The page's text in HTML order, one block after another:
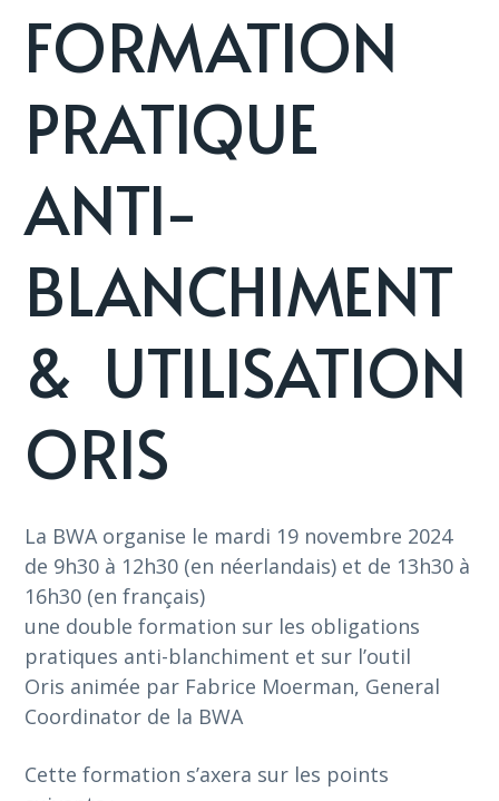
FORMATION
PRATIQUE
ANTI-
BLANCHIMENT
& UTILISATION
ORIS
La BWA organise le mardi 19 novembre 2024
de 9h30 à 12h30 (en néerlandais) et de 13h30 à
16h30 (en français)
une double formation sur les obligations
pratiques anti-blanchiment et sur l’outil
Oris animée par Fabrice Moerman, General
Coordinator de la BWA
Cette formation s’axera sur les points